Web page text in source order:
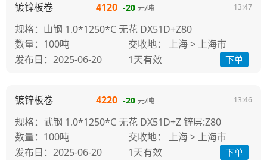
镀锌板卷 4120 -20 元/吨 13:47
发布日：2025-06-20
规格：山钢 1.0*1250*C 无花 DX51D+Z80
下单
100吨
交收地： 上海 > 上海市
1天有效
镀锌板卷 4220 -20 元/吨 13:46
发布日：2025-06-20
规格：武钢 1.0*1250*C 无花 DX51D+Z 锌层:Z80
下单
100吨
交收地： 上海 > 上海市
1天有效